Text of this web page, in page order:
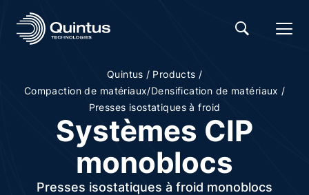
Quintus / Products /
Compaction de matériaux/Densification de matériaux /
Presses isostatiques à froid
Systèmes CIP
monoblocs
Presses isostatiques à froid monoblocs